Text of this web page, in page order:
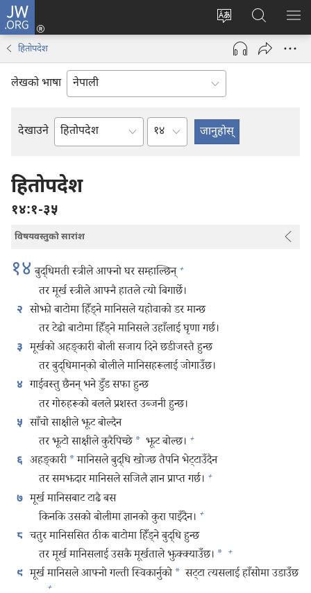
JW.ORG
वेब
साइटको
भाषा
परिवर्तन
गर्ने
प्रवेश
(ब्राउजरको
ट्याबमा
नयाँ
JW.ORG
मा
खोज्नुहोस्‌
मेनु
हितोपदेश
लेखको भाषा
देखाउने
बाइबलको
अध्याय
हितोपदेश
१४:१-३५
विषयवस्तुको सारांश
१४ बुद्धिमती स्त्रीले आफ्नो घर सम्हाल्छिन्‌ +
तर मूर्ख स्त्रीले आफ्नै हातले त्यो बिगार्छे।
२ सोझो बाटोमा हिँड्‌ने मानिसले यहोवाको डर मान्छ
तर टेढो बाटोमा हिँड्‌ने मानिसले उहाँलाई घृणा गर्छ।
३ मूर्खको अहङ्‌कारी बोली सजाय दिने छडीजस्तै हुन्छ
तर बुद्धिमान्‌को बोलीले मानिसहरूलाई जोगाउँछ।
४ गाईवस्तु छैनन्‌ भने डुँड सफा हुन्छ
तर गोरुहरूको बलले प्रशस्त उब्जनी हुन्छ।
५ साँचो साक्षीले झूट बोल्दैन
तर झूटो साक्षीले कुरैपिच्छे * झूट बोल्छ। +
६ अहङ्‌कारी *मानिसले बुद्धि खोज्छ तैपनि भेट्टाउँदैन
तर समझदार मानिसले सजिलै ज्ञान प्राप्त गर्छ। +
७ मूर्ख मानिसबाट टाढै बस
किनकि उसको बोलीमा ज्ञानको कुरा पाइँदैन। +
८ चतुर मानिससित ठीक बाटोमा हिँड्‌ने बुद्धि हुन्छ
तर मूर्ख मानिसलाई उसकै मूर्खताले झुक्क्याउँछ। * +
९ मूर्ख मानिसले आफ्नो गल्ती स्विकार्नुको * सट्टा त्यसलाई हाँसोमा उडाउँछ
+